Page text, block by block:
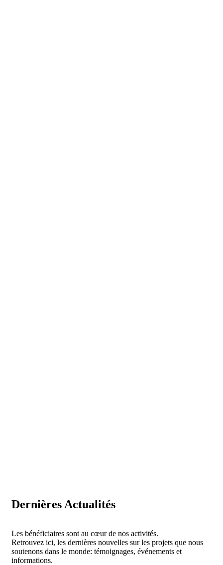
Dernières Actualités
Les bénéficiaires sont au cœur de nos activités.
Retrouvez ici, les dernières nouvelles sur les projets que nous
soutenons dans le monde: témoignages, événements et
informations.